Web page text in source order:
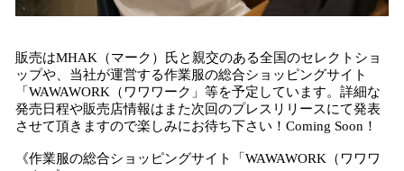
販売はMHAK（マーク）氏と親交のある全国のセレクトショ
ップや、当社が運営する作業服の総合ショッピングサイト
「WAWAWORK（ワワワーク」等を予定しています。詳細な
発売日程や販売店情報はまた次回のプレスリリースにて発表
させて頂きますので楽しみにお待ち下さい！Coming Soon！
《作業服の総合ショッピングサイト「WAWAWORK（ワワワ